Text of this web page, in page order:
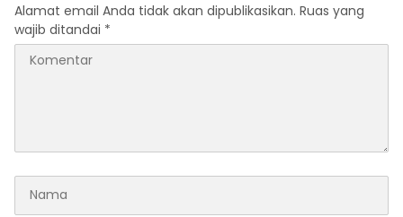
Alamat email Anda tidak akan dipublikasikan. Ruas yang
wajib ditandai *